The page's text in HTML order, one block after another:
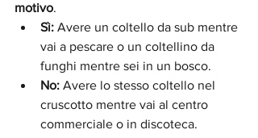
motivo.
Sì: Avere un coltello da sub mentre
vai a pescare o un coltellino da
funghi mentre sei in un bosco.
No: Avere lo stesso coltello nel
cruscotto mentre vai al centro
commerciale o in discoteca.